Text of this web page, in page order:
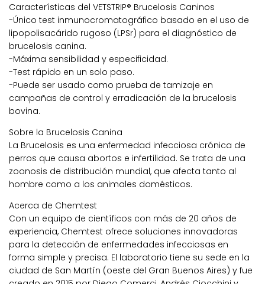
Características del VETSTRIP® Brucelosis Caninos
-Único test inmunocromatográfico basado en el uso de
lipopolisacárido rugoso (LPSr) para el diagnóstico de
brucelosis canina.
-Máxima sensibilidad y especificidad.
-Test rápido en un solo paso.
-Puede ser usado como prueba de tamizaje en
campañas de control y erradicación de la brucelosis
bovina.
Sobre la Brucelosis Canina
La Brucelosis es una enfermedad infecciosa crónica de
perros que causa abortos e infertilidad. Se trata de una
zoonosis de distribución mundial, que afecta tanto al
hombre como a los animales domésticos.
Acerca de Chemtest
Con un equipo de científicos con más de 20 años de
experiencia, Chemtest ofrece soluciones innovadoras
para la detección de enfermedades infecciosas en
forma simple y precisa. El laboratorio tiene su sede en la
ciudad de San Martín (oeste del Gran Buenos Aires) y fue